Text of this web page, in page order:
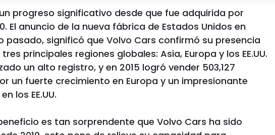
progreso significativo desde que fue adquirida por
El anuncio de la nueva fábrica de Estados Unidos en
pasado, significó que Volvo Cars confirmó su presencia
principales regiones globales: Asia, Europa y los EE.UU.
un alto registro, y en 2015 logró vender 503,127
un fuerte crecimiento en Europa y un impresionante
los EE.UU.
es tan sorprendente que Volvo Cars ha sido